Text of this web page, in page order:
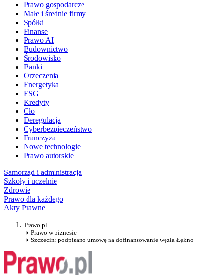
Prawo gospodarcze
Małe i średnie firmy
Spółki
Finanse
Prawo AI
Budownictwo
Środowisko
Banki
Orzeczenia
Energetyka
ESG
Kredyty
Cło
Deregulacja
Cyberbezpieczeństwo
Franczyza
Nowe technologie
Prawo autorskie
Samorząd i administracja
Szkoły i uczelnie
Zdrowie
Prawo dla każdego
Akty Prawne
Prawo.pl
Prawo w biznesie
Szczecin: podpisano umowę na dofinansowanie węzła Łękno